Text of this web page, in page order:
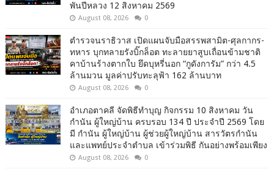
พันปีหลวง 12 สิงหาคม 2569
August 08, 2026 0
ตำรวจนราธิวาส เปิดแผนจับมือสรรพสามิต-ศุลกากร-
ทหาร บุกทลายรังบิ๊กล็อต ทะลายยาสูบเถื่อนข้ามชาติ
คาบ้านร้างตากใบ ยึดบุหรี่นอก “กูดังการัม” กว่า 4.5
ล้านมวน มูลค่าปรับทะลุฟ้า 162 ล้านบาท
August 08, 2026 0
อำเภอตาคลี จัดพิธีทำบุญ กิจกรรม 10 สิงหาคม วัน
กำนัน ผู้ใหญ่บ้าน ครบรอบ 134 ปี ประจำปี 2569 โดย
มี กำนัน ผู้ใหญ่บ้าน ผู้ช่วยผู้ใหญ่บ้าน สารวัตรกำนัน
และแพทย์ประจำตำบล เข้าร่วมพิธี กันอย่างพร้อมเพียง
August 08, 2026 0